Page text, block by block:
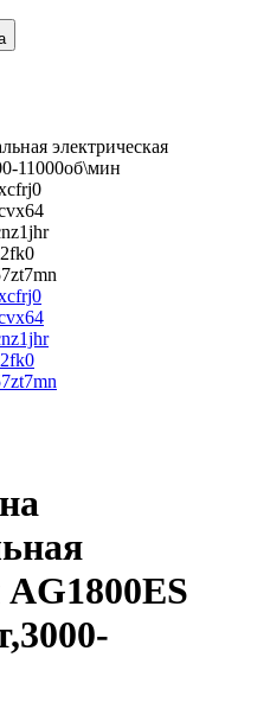
электрическая
11000об\мин
AG1800ES